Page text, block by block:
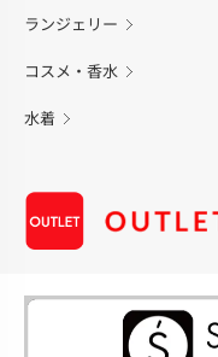
ランジェリー
コスメ・香水
水着